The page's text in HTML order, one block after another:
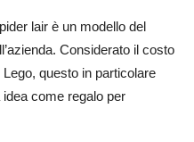
lair è un modello del
Considerato il costo
questo in particolare
idea come regalo per